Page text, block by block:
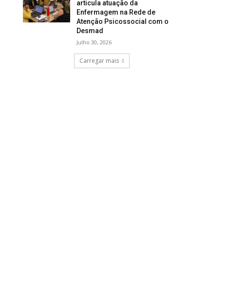
articula atuação da
Enfermagem na Rede de
Atenção Psicossocial com o
Desmad
Julho 30, 2026
Carregar mais